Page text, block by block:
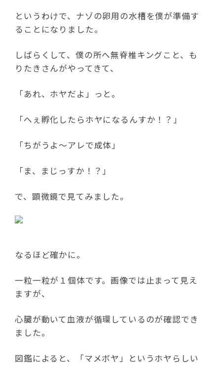
というわけで、ナゾの卵用の水槽を僕が準備す
ることになりました。
しばらくして、僕の所へ無脊椎キングこと、も
りたきさんがやってきて、
「あれ、ホヤだよ」っと。
「へぇ孵化したらホヤになるんすか！？」
「ちがうよ～アレで成体」
「ま、まじっすか！？」
で、顕微鏡で見てみました。
なるほど確かに。
一粒一粒が１個体です。画像では止まって見え
ますが、
心臓が動いて血液が循環しているのが確認でき
ました。
図鑑によると、「マメボヤ」というホヤらしい